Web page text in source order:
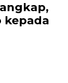
kepada